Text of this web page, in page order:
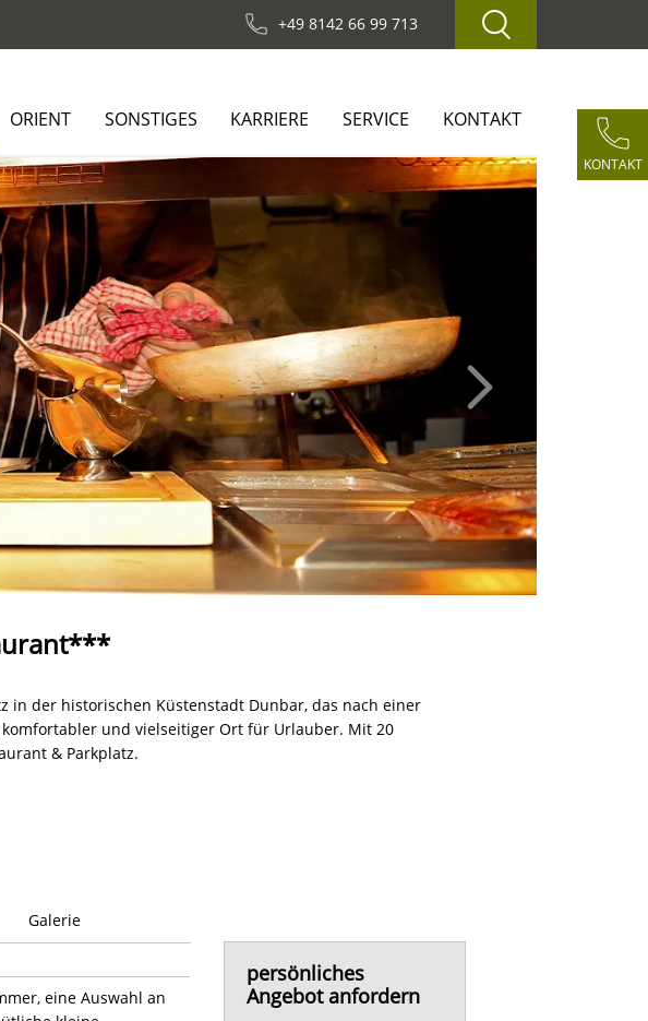
+49 8142 66 99 713
KONTAKT
ORIENT SONSTIGES KARRIERE SERVICE KONTAKT
Next
in der historischen Küstenstadt Dunbar, das nach einer
und vielseitiger Ort für Urlauber. Mit 20
& Parkplatz.
Galerie
eine Auswahl an
persönliches
Angebot anfordern